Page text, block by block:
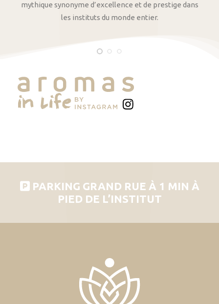
mythique synonyme d’excellence et de prestige dans
les instituts du monde entier.
PARKING GRAND RUE À 1 MIN À
PIED DE L’INSTITUT